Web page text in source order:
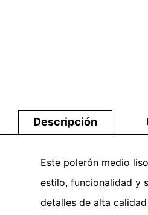
Descripción
Este polerón medio
estilo, funcionalidad y
detalles de alta